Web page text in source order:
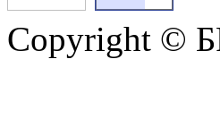
Copyright ©